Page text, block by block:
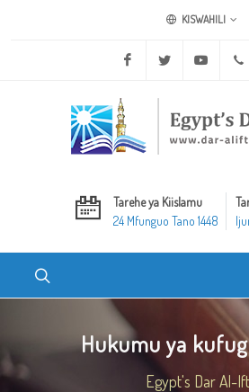
KISWAHILI
Facebook Twitter Youtube
Tarehe ya Kiislamu
24 Mfunguo Tano 1448
Hukumu ya
Egypt's Dar Al-